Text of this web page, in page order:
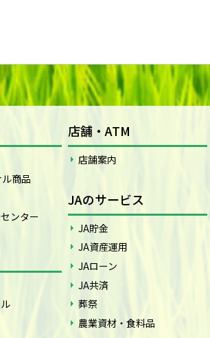
商品
ンター
店舗・ATM
店舗案内
JAのサービス
JA貯金
JA資産運用
JAローン
JA共済
葬祭
農業資材・食料品